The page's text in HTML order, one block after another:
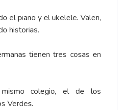
el piano y el ukelele. Valen,
historias.
tienen tres cosas en
colegio, el de los
Verdes.